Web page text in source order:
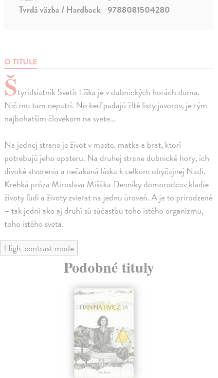
O TITULE
Štyridsiatnik Sveťo Líška je v dubnických horách doma.
Nič mu tam nepatrí. No keď padajú žlté listy javorov, je tým
najbohatším človekom na svete...
Na jednej strane je život v meste, matka a brat, ktorí
potrebujú jeho opateru. Na druhej strane dubnické hory, ich
divoké stvorenia a nečakaná láska k celkom obyčajnej Nadi.
Krehká próza Miroslava Mišáka Denníky domorodcov kladie
životy ľudí a životy zvierat na jednu úroveň. A je to prirodzené
– tak jedni ako aj druhí sú súčasťou toho istého organizmu,
toho istého sveta.
Tvrdá väzba / Hardback 9788081504280
High-contrast mode
Podobné tituly